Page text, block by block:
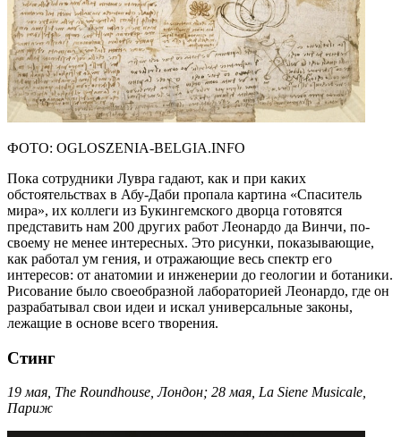
ФОТО: OGLOSZENIA-BELGIA.INFO
Пока сотрудники Лувра гадают, как и при каких
обстоятельствах в Абу-Даби пропала картина «Спаситель
мира», их коллеги из Букингемского дворца готовятся
представить нам 200 других работ Леонардо да Винчи, по-
своему не менее интересных. Это рисунки, показывающие,
как работал ум гения, и отражающие весь спектр его
интересов: от анатомии и инженерии до геологии и ботаники.
Рисование было своеобразной лабораторией Леонардо, где он
разрабатывал свои идеи и искал универсальные законы,
лежащие в основе всего творения.
Стинг
19 мая, The Roundhouse, Лондон; 28 мая, La Siene Musicale,
Париж